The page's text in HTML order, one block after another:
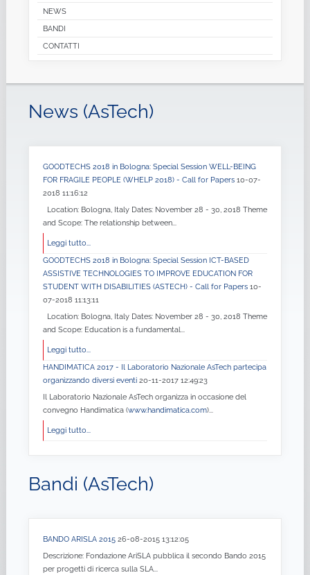
NEWS
BANDI
CONTATTI
News (AsTech)
GOODTECHS 2018 in Bologna: Special Session WELL-BEING
FOR FRAGILE PEOPLE (WHELP 2018) - Call for Papers 10-07-
2018 11:16:12
Location: Bologna, Italy Dates: November 28 - 30, 2018 Theme
and Scope: The relationship between...
Leggi tutto...
GOODTECHS 2018 in Bologna: Special Session ICT-BASED
ASSISTIVE TECHNOLOGIES TO IMPROVE EDUCATION FOR
STUDENT WITH DISABILITIES (ASTECH) - Call for Papers 10-
07-2018 11:13:11
Location: Bologna, Italy Dates: November 28 - 30, 2018 Theme
and Scope: Education is a fundamental...
Leggi tutto...
HANDIMATICA 2017 - Il Laboratorio Nazionale AsTech partecipa
organizzando diversi eventi 20-11-2017 12:49:23
Il Laboratorio Nazionale AsTech organizza in occasione del
convegno Handimatica (www.handimatica.com)...
Leggi tutto...
Bandi (AsTech)
BANDO ARISLA 2015 26-08-2015 13:12:05
Descrizione: Fondazione AriSLA pubblica il secondo Bando 2015
per progetti di ricerca sulla SLA...